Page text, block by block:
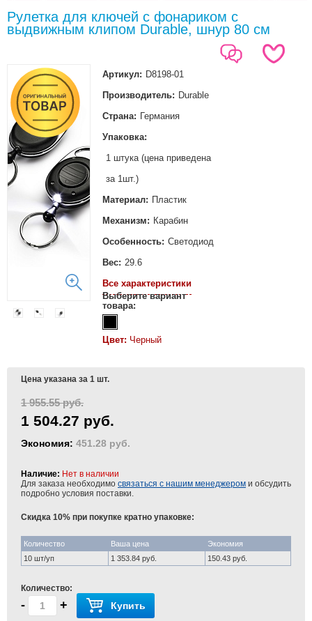
Рулетка для ключей с фонариком с
выдвижным клипом Durable, шнур 80 см
Артикул: D8198-01
Производитель: Durable
Страна: Германия
Упаковка:
1 штука (цена приведена
за 1шт.)
Материал: Пластик
Механизм: Карабин
Особенность: Светодиод
Вес: 29.6
Все характеристики
Выберите вариант
товара:
Цвет: Черный
Цена указана за 1 шт.
1 955.55 руб.
1 504.27 руб.
Экономия: 451.28 руб.
Наличие: Нет в наличии
Для заказа необходимо связаться с нашим менеджером и обсудить
подробно условия поставки.
Скидка 10% при покупке кратно упаковке:
Количество Ваша цена
Экономия
10 шт/уп
1 353.84 руб. 150.43 руб.
Количество:
- + Купить